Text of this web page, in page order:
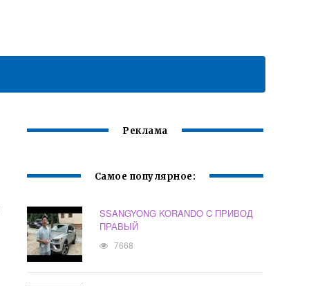
Реклама
Самое популярное:
SSANGYONG KORANDO C ПРИВОД
ПРАВЫЙ
7668